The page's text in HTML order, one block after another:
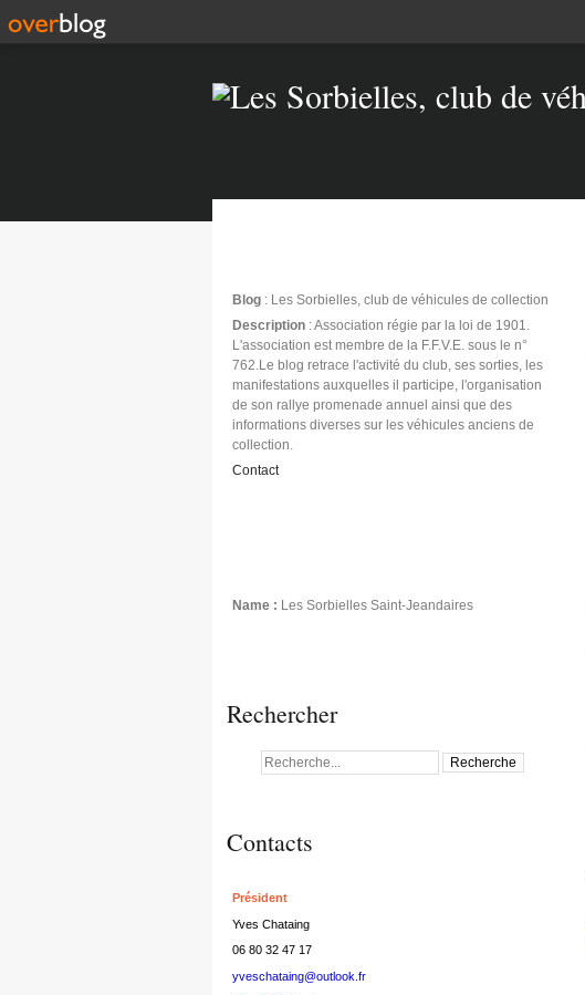
Blog : Les Sorbielles, club de véhicules de collection
Description : Association régie par la loi de 1901.
L'association est membre de la F.F.V.E. sous le n°
762.Le blog retrace l'activité du club, ses sorties, les
manifestations auxquelles il participe, l'organisation
de son rallye promenade annuel ainsi que des
informations diverses sur les véhicules anciens de
collection.
Contact
Name : Les Sorbielles Saint-Jeandaires
Rechercher
Contacts
Président
Yves Chataing
06 80 32 47 17
yveschataing@outlook.fr